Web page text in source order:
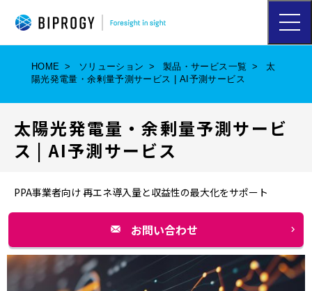
ハ
ン
メ
ュ
HOME ソリューション 製品・サービス一覧
太
陽光発電量・余剰量予測サービス | AI予測サービス
太陽光発電量・余剰量予測サービ
ス | AI予測サービス
PPA事業者向け 再エネ導入量と収益性の最大化をサポート
お問い合わせ
ウ
ィ